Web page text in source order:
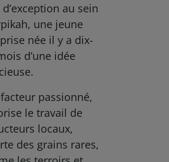
d’exception au sein
une jeune
née il y a dix-
d’une idée
passionné,
le travail de
locaux,
des grains rares,